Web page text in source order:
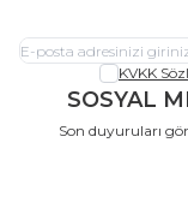
KVKK
SOSYAL
Son duyuruları